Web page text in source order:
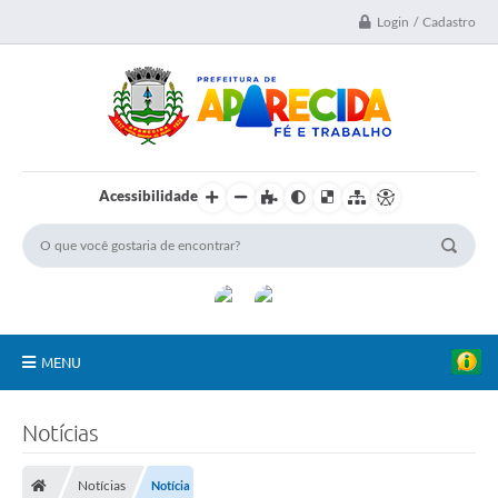
Login / Cadastro
Acessibilidade
MENU
Notícias
Notícias Notícia